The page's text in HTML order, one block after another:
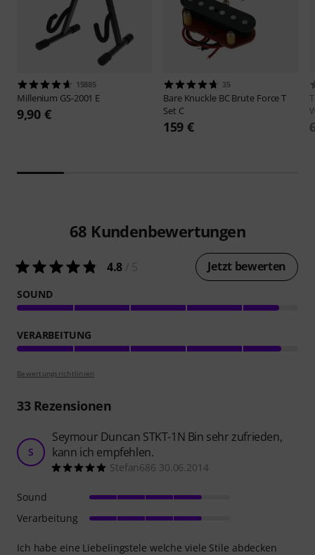
15885
Millenium GS-2001 E
9,90 €
35
Bare Knuckle BC Brute Force T
Set C
159 €
68 Kundenbewertungen
4.8 Jetzt bewerten
SOUND
VERARBEITUNG
Bewertungsrichtlinien
33Rezensionen
S
Seymour Duncan STKT-1N Bin sehr zufrieden,
kann ich empfehlen.
Stefan686 30.06.2014
Ich habe eine Liebelingstele welche viele Stile abdecken
Sound
Verarbeitung